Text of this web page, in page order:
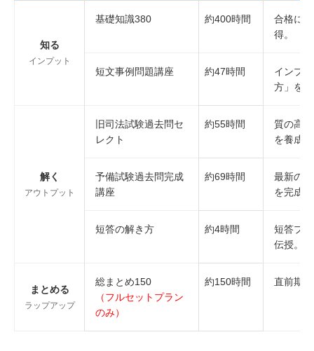
知る
インプット
基礎知識380 約400時間
合格に
得。
短文事例問題講座 約47時間
インプ
方」を
解く
アウトプット
旧司法試験過去問セ
レクト
約55時間
質の高
を養成。
予備試験過去問完成
講座
約69時間
最新の
を完成
短答の解き方 約4時間
短答プ
伝授。
まとめる
ラップアップ
総まとめ150
（フルセットプラン
のみ）
約150時間 直前期